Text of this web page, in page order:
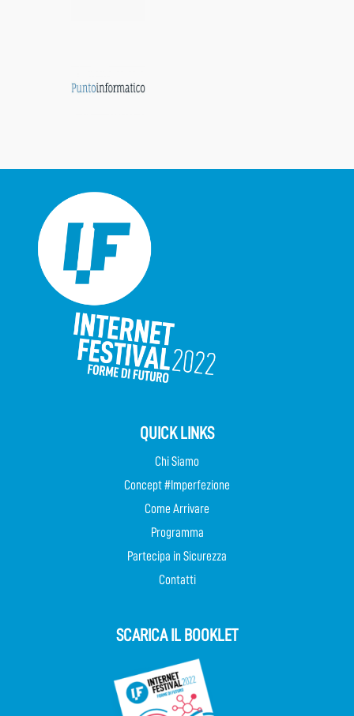
QUICK LINKS
Chi Siamo
Concept #Imperfezione
Come Arrivare
Programma
Partecipa in Sicurezza
Contatti
SCARICA IL BOOKLET